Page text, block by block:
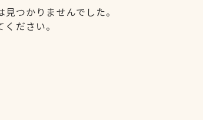
つかりませんでした。
ださい。